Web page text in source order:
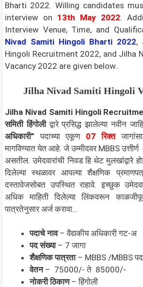
Bharti 2022. Willing candidates
interview on 13th May 2022.
Interview Venue, Time, and
Nivad Samiti Hingoli Bharti 2022,
Hingoli Recruitment 2022, and Jilha
Vacancy 2022 are given below..
Jilha Nivad Samiti Hingoli
Jilha Nivad Samiti Hingoli
समिती हिंगोलीद्वारे प्रसिद्ध झालेल्या नवीन
अधिकारी” पदाच्या एकूण 07 रिक्त
मागविण्यात येत आहे. जे उम्मीदवर MBBS
असतील. उमेदवारांची निवड हि थेट मुलखांद्वारे
दिलेल्या स्थळावर आपल्या शैक्षणिक
दस्तावेजसोबत उपस्थित राहावे. इच्छुक
अधिक माहिती दिलेल्या लिंकवरून
पात्रतेनुसार अर्ज करावा…
पदाचे नाव– वैद्यकीय अधिकारी गट-अ
पद संख्या– 7 जागा
शैक्षणिक पात्रता– MBBS /MBBS
वेतन– 75000/- ते 85000/-
नोकरी ठिकाण– हिंगोली